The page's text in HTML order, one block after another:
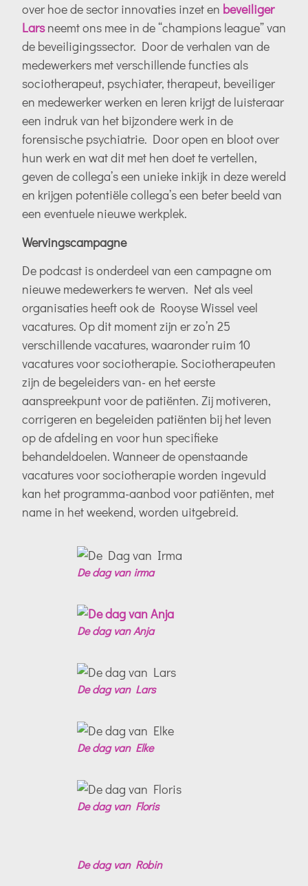
over hoe de sector innovaties inzet en beveiliger
Larsneemt ons mee in de “champions league” van
de beveiligingssector. Door de verhalen van de
medewerkers met verschillende functies als
sociotherapeut, psychiater, therapeut, beveiliger
en medewerker werken en leren krijgt de luisteraar
een indruk van het bijzondere werk in de
forensische psychiatrie. Door open en bloot over
hun werk en wat dit met hen doet te vertellen,
geven de collega’s een unieke inkijk in deze wereld
en krijgen potentiële collega’s een beter beeld van
een eventuele nieuwe werkplek.
Wervingscampagne
De podcast is onderdeel van een campagne om
nieuwe medewerkers te werven. Net als veel
organisaties heeft ook de Rooyse Wissel veel
vacatures. Op dit moment zijn er zo’n 25
verschillende vacatures, waaronder ruim 10
vacatures voor sociotherapie. Sociotherapeuten
zijn de begeleiders van- en het eerste
aanspreekpunt voor de patiënten. Zij motiveren,
corrigeren en begeleiden patiënten bij het leven
op de afdeling en voor hun specifieke
behandeldoelen. Wanneer de openstaande
vacatures voor sociotherapie worden ingevuld
kan het programma-aanbod voor patiënten, met
name in het weekend, worden uitgebreid.
De dag van irma
De dag van Anja
De dag van Lars
De dag van Elke
De dag van Floris
De dag van Robin